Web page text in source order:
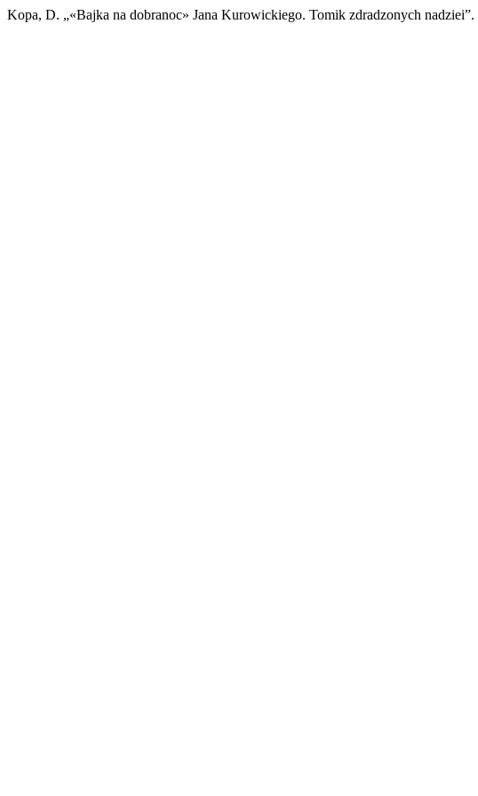
Kopa, D. „«Bajka na dobranoc» Jana Kurowickiego. Tomik zdradzonych nadziei”.